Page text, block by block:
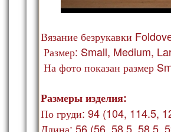
Вязание безрукавки
Размер: Small, Medium,
На фото показан размер
Размеры изделия:
По груди: 94 (104, 114.5,
Длина: 56 (56, 58.5, 58.5,